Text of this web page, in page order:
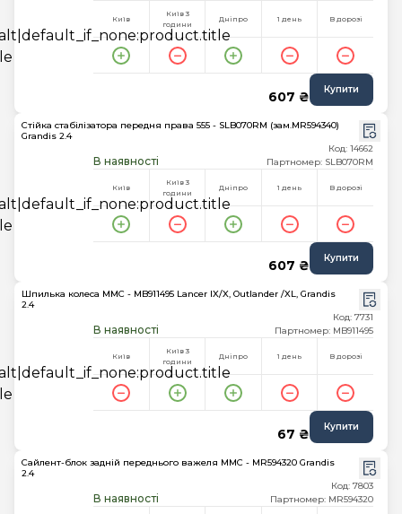
Київ
Київ 3
години
Дніпро 1 день В дорозі
607 ₴ Купити
Стійка стабілізатора передня права 555 - SLB070RM (зам.MR594340)
Grandis 2.4
В наявності
Код: 14662
Партномер: SLB070RM
Київ
Київ 3
години
Дніпро 1 день В дорозі
607 ₴ Купити
Шпилька колеса MMC - MB911495 Lancer IX/X, Outlander /XL, Grandis
2.4
В наявності
Код: 7731
Партномер: MB911495
Київ
Київ 3
години
Дніпро 1 день В дорозі
67 ₴ Купити
Сайлент-блок задній переднього важеля MMC - MR594320 Grandis
2.4
В наявності
Код: 7803
Партномер: MR594320